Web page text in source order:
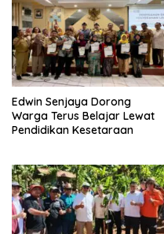
Edwin Senjaya Dorong
Warga Terus Belajar Lewat
Pendidikan Kesetaraan